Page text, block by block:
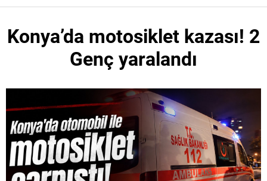
Konya’da motosiklet kazası! 2
Genç yaralandı